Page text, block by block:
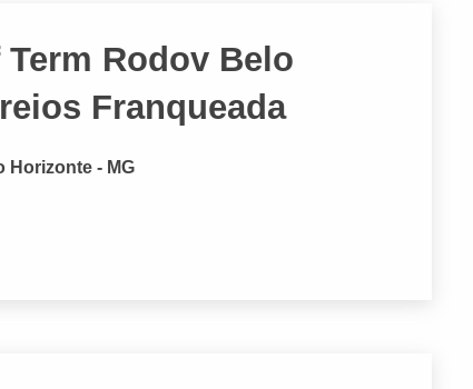
Rodov Belo
Franqueada
Horizonte - MG